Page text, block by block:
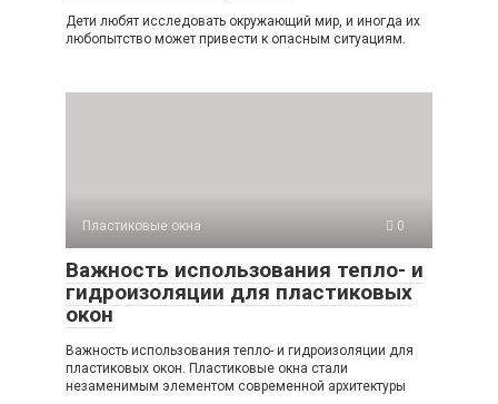
Дети любят исследовать окружающий мир, и иногда их
любопытство может привести к опасным ситуациям.
Пластиковые окна 0
Важность использования тепло- и
гидроизоляции для пластиковых
окон
Важность использования тепло- и гидроизоляции для
пластиковых окон. Пластиковые окна стали
незаменимым элементом современной архитектуры